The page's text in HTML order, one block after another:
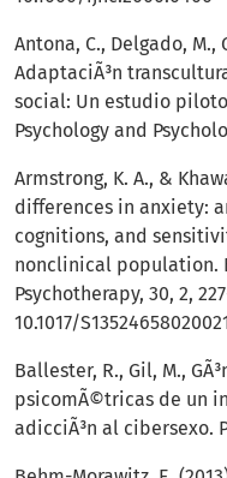
Antona, C., Delgado, M.,
AdaptaciÃ³n
social: Un estudio
Psychology and
Armstrong, K. A., &
differences in anxiety:
cognitions, and
nonclinical population.
Psychotherapy, 30, 2,
10.1017/
Ballester, R., Gil, M.,
psicomÃ©tricas de un
adicciÃ³n al cibersexo.